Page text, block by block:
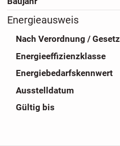
Energieausweis
Nach Verordnung / Gesetz
Energieeffizienzklasse
Energiebedarfskennwert
Ausstelldatum
Gültig bis